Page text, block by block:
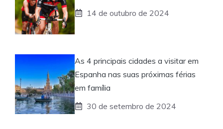
14 de outubro de 2024
As 4 principais cidades a visitar em
Espanha nas suas próximas férias
em família
30 de setembro de 2024